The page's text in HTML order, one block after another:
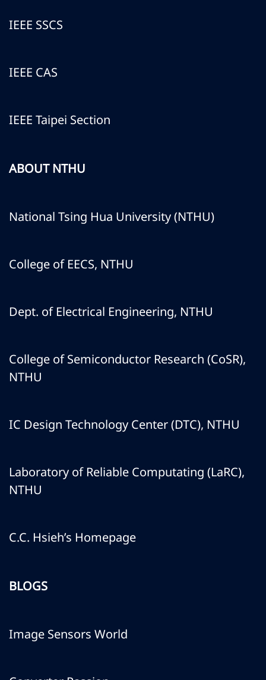
IEEE SSCS
IEEE CAS
IEEE Taipei Section
ABOUT NTHU
National Tsing Hua University (NTHU)
College of EECS, NTHU
Dept. of Electrical Engineering, NTHU
College of Semiconductor Research (CoSR),
NTHU
IC Design Technology Center (DTC), NTHU
Laboratory of Reliable Computating (LaRC),
NTHU
C.C. Hsieh’s Homepage
BLOGS
Image Sensors World